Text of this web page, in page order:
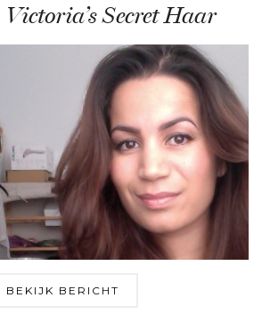
Secret Haar
BEKIJK BERICHT